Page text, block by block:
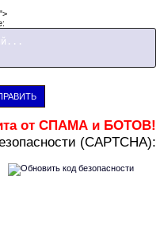
от СПАМА и БОТОВ!
(CAPTCHA):